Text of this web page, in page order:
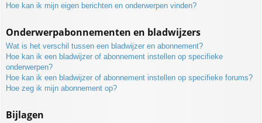
Hoe kan ik mijn eigen berichten en onderwerpen vinden?
Onderwerpabonnementen en bladwijzers
Wat is het verschil tussen een bladwijzer en abonnement?
Hoe kan ik een bladwijzer of abonnement instellen op specifieke
onderwerpen?
Hoe kan ik een bladwijzer of abonnement instellen op specifieke forums?
Hoe zeg ik mijn abonnement op?
Bijlagen